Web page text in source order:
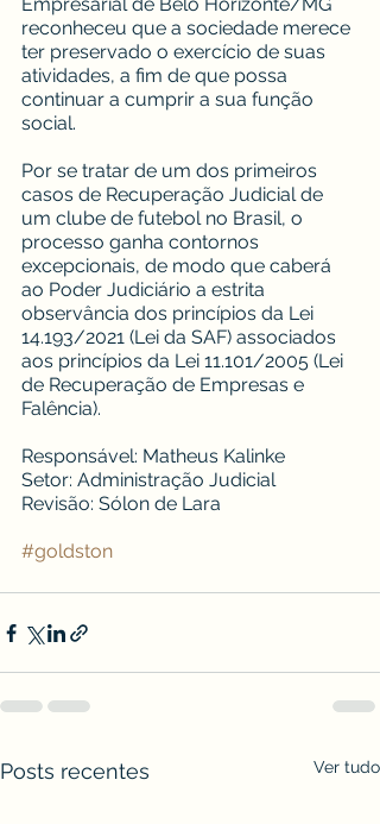
reconheceu que a sociedade merece
ter preservado o exercício de suas
atividades, a fim de que possa
continuar a cumprir a sua função
social.
Por se tratar de um dos primeiros
casos de Recuperação Judicial de
um clube de futebol no Brasil, o
processo ganha contornos
excepcionais, de modo que caberá
ao Poder Judiciário a estrita
observância dos princípios da Lei
14.193/2021 (Lei da SAF) associados
aos princípios da Lei 11.101/2005 (Lei
de Recuperação de Empresas e
Falência).
Responsável: Matheus Kalinke
Setor: Administração Judicial
Revisão: Sólon de Lara
#goldston
Posts recentes Ver tudo